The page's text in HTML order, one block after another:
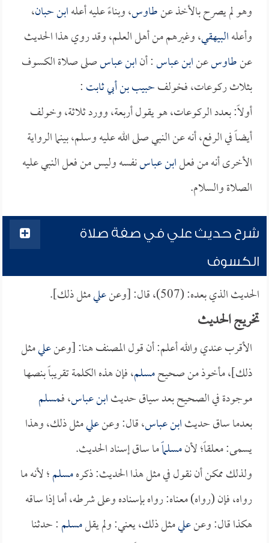
وهو لم يصرح بالأخذ عنطاوس، وبناءً عليه أعلهابن حبان،
وأعلهالبيهقي، وغيرهم من أهل العلم، وقد روي هذا الحديث
عنطاوسعنابن عباس: أنابن عباسصلى صلاة الكسوف
بثلاث ركوعات، فخولفحبيب بن أبي ثابت:
أولاً: بعدد الركوعات، هو يقول أربعة، وورد ثلاثة، وخولف
أيضاً في الرفع، أنه عن النبي صلى الله عليه وسلم، بينما الرواية
الأخرى أنه من فعلابن عباسنفسه وليس من فعل النبي عليه
الصلاة والسلام.
شرح حديث علي في صفة صلاة
الكسوف
الحديث الذي بعده: (507)، قال: [وعن عليمثل ذلك]. ‏
تخريج الحديث
الأقرب عندي والله أعلم: أن قول المصنف هنا: [وعنعليمثل
ذلك]، مأخوذ من صحيحمسلم، فإن هذه الكلمة تقريباً بنصها
موجودة في الصحيح بعد سياق حديثابن عباس، فـمسلم
بعدما ساق حديثابن عباس، قال: وعنعليمثل ذلك، وهذا
يسمى: معلقاً؛ لأنمسلماًما ساق إسناد الحديث.
ولذلك ممكن أن نقول في مثل هذا الحديث: ذكرهمسلم؛ لأنه ما
رواه، فإن (رواه) معناه: رواه بإسناده وعلى شرطه، أما إذا ساقه
هكذا قال: وعنعليمثل ذلك، يعني: ولم يقلمسلم: حدثنا